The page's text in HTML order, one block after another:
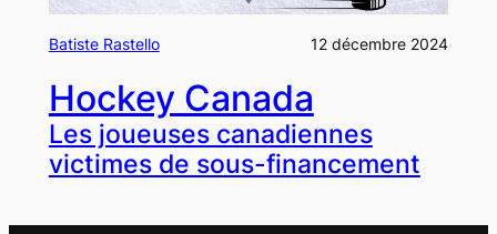
Batiste Rastello 12 décembre 2024
Hockey Canada
Les joueuses canadiennes
victimes de sous-financement